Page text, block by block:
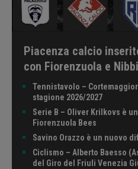
Piacenza calcio
con Fiorenzuola e
Tennistavolo –
stagione 2026/2027
Serie B – Oliver Krilkovs è
Fiorenzuola Bees
Savino Orazzo è un nuovo
Ciclismo – Alberto Baesso
del Giro del Friuli Venezia